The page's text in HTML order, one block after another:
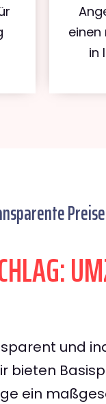
einen
in
und
bieten
ein